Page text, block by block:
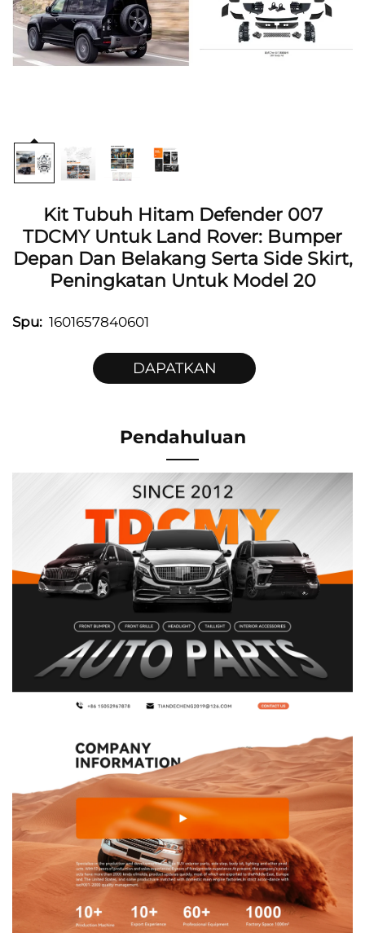
Kit Tubuh Hitam Defender 007
TDCMY Untuk Land Rover: Bumper
Depan Dan Belakang Serta Side Skirt,
Peningkatan Untuk Model 20
Spu: 1601657840601
DAPATKAN
Pendahuluan